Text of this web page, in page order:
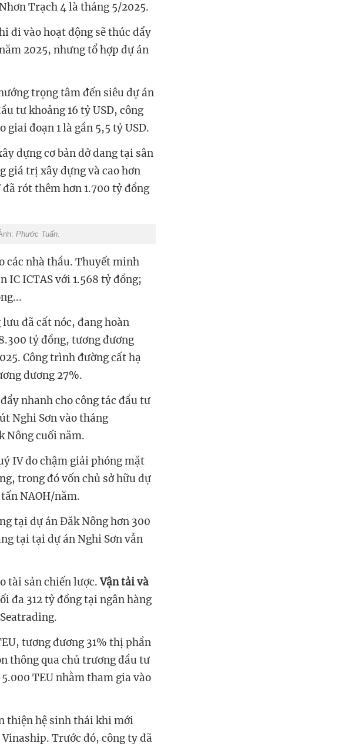
Trạch 4 là tháng 5/2025.
đi vào hoạt độngsẽthúc đẩy
2025, nhưng tổ hợp dự án
trọng tâm đến siêu dự án
tư khoảng16 tỷ USD, công
đoạn 1 là gần 5,5 tỷ USD.
dựng cơ bản dở dang tại sân
giá trị xây dựng và cao hơn
rót thêm hơn 1.700 tỷ đồng
Phước Tuấn.
các nhà thầu. Thuyết minh
IC ICTAS với 1.568 tỷ đồng;
đã cất nóc, đang hoàn
tỷ đồng, tương đương
Công trình đường cất hạ
đương 27%.
nhanh cho công tác đầu tư
Nghi Sơn vào tháng
Nông cuối năm.
IV do chậm giải phóng mặt
trong đó vốn chủ sở hữu dự
NAOH/năm.
tại dự ánĐăk Nônghơn 300
tại tại dự án Nghi Sơn vẫn
tài sản chiến lược. Vận tải và
đa 312 tỷ đồng tại ngân hàng
tương đương 31% thị phần
thông qua chủ trương đầu tư
TEU nhằm tham gia vào
thiện hệ sinh thái khi mới
Trước đó, công ty đã